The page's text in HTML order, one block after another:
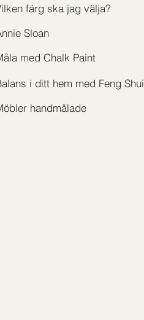
färg ska jag välja?
Sloan
med Chalk Paint
i ditt hem med Feng Shui
handmålade